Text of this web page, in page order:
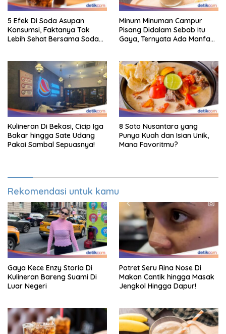
5 Efek Di Soda Asupan
Konsumsi, Faktanya Tak
Lebih Sehat Bersama Soda
Minum Minuman Campur
Pisang Didalam Sebab Itu
Gaya, Ternyata Ada Manfaat
Kulineran Di Bekasi, Cicip Iga
Bakar hingga Sate Udang
Pakai Sambal Sepuasnya!
8 Soto Nusantara yang
Punya Kuah dan Isian Unik,
Mana Favoritmu?
Rekomendasi untuk kamu
Gaya Kece Enzy Storia Di
Kulineran Bareng Suami Di
Luar Negeri
Potret Seru Rina Nose Di
Makan Cantik hingga Masak
Jengkol Hingga Dapur!